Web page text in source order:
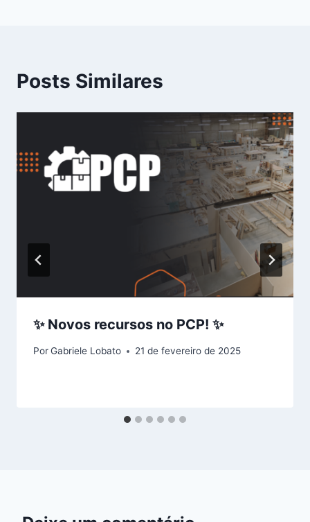
Posts Similares
✨ Novos recursos no PCP! ✨
PorGabriele Lobato 21 de fevereiro de 2025